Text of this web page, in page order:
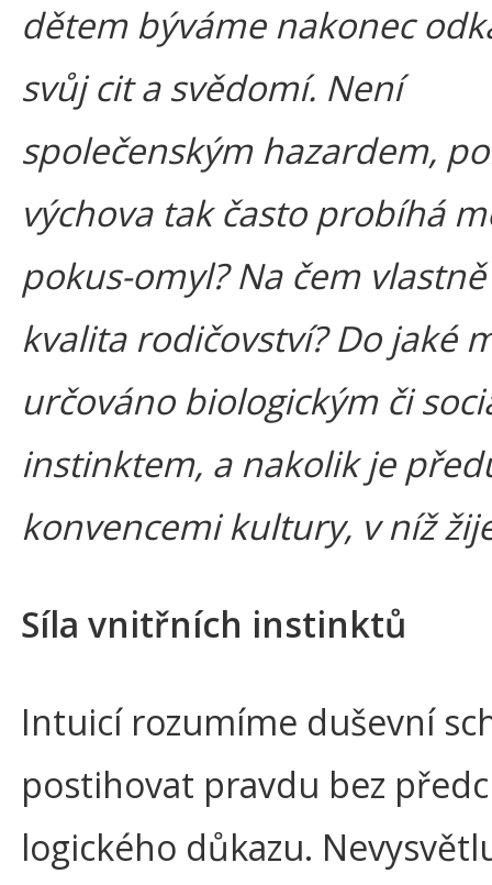
dětem býváme nakonec
svůj cit a svědomí. Není
společenským hazardem,
výchova tak často probíhá
pokus-omyl? Na čem
kvalita rodičovství? Do jaké
určováno biologickým či
instinktem, a nakolik je
konvencemi kultury, v níž
Síla vnitřních instinktů
Intuicí rozumíme duševní
postihovat pravdu bez
logického důkazu.